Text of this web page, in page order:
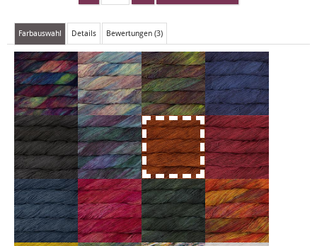
Farbauswahl Details Bewertungen (3)